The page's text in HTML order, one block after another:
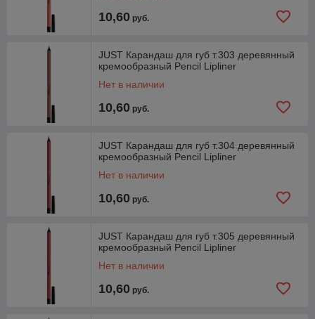
10,60 руб.
JUST Карандаш для губ т.303 деревянный
кремообразный Pencil Lipliner
Нет в наличии
10,60 руб.
JUST Карандаш для губ т.304 деревянный
кремообразный Pencil Lipliner
Нет в наличии
10,60 руб.
JUST Карандаш для губ т.305 деревянный
кремообразный Pencil Lipliner
Нет в наличии
10,60 руб.